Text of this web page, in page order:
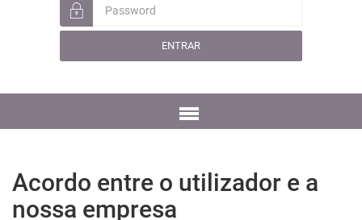
ENTRAR
Menu
Acordo entre o utilizador e a
nossa empresa